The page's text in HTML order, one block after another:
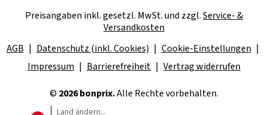
Preisangaben inkl. gesetzl. MwSt. und zzgl.Service- &
Versandkosten
AGB
Datenschutz (inkl. Cookies)
Cookie-Einstellungen
Impressum
Barrierefreiheit Vertrag widerrufen
© 2026 bonprix.Alle Rechte vorbehalten.
Land ändern...